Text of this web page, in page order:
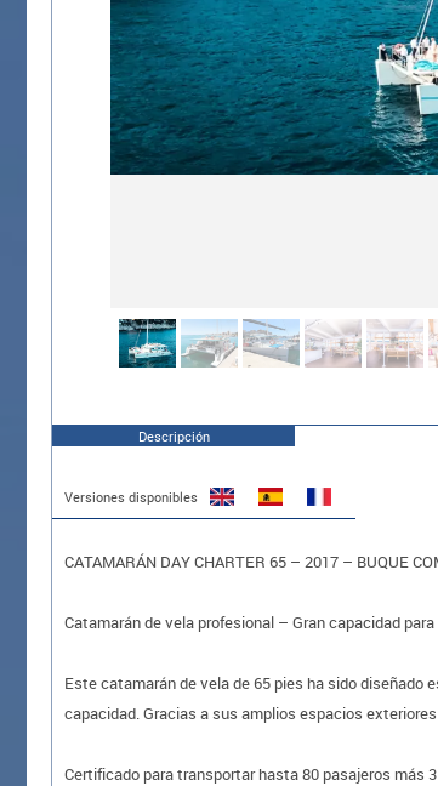
Descripción
Versiones disponibles
CATAMARÁN DAY CHARTER 65 – 2017 – BUQUE
Catamarán de vela profesional – Gran capacidad
Este catamarán de vela de 65 pies ha sido
capacidad. Gracias a sus amplios espacios
Certificado para transportar hasta 80 pasajeros más